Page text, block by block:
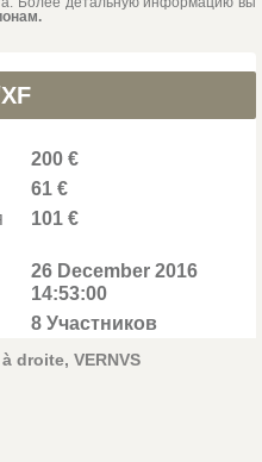
200 €
61 €
101 €
26 December 2016
14:53:00
8 Участников
droite, VERNVS